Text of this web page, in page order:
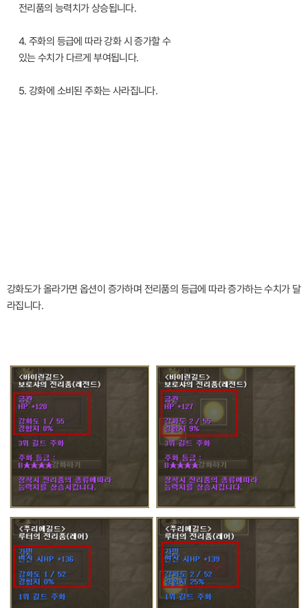
전리품의 능력치가 상승됩니다.
4. 주화의 등급에 따라 강화 시 증가할 수
있는 수치가 다르게 부여됩니다.
5. 강화에 소비된 주화는 사라집니다.
강화도가 올라가면 옵션이 증가하며 전리품의 등급에 따라 증가하는 수치가 달
라집니다.